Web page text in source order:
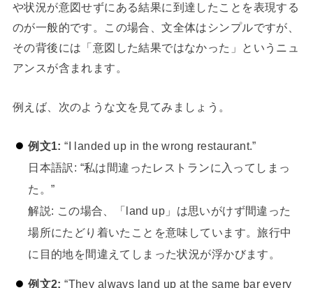
や状況が意図せずにある結果に到達したことを表現する
のが一般的です。この場合、文全体はシンプルですが、
その背後には「意図した結果ではなかった」というニュ
アンスが含まれます。
例えば、次のような文を見てみましょう。
例文1: “I landed up in the wrong restaurant.”
日本語訳: “私は間違ったレストランに入ってしまっ
た。”
解説: この場合、「land up」は思いがけず間違った
場所にたどり着いたことを意味しています。旅行中
に目的地を間違えてしまった状況が浮かびます。
例文2: “They always land up at the same bar every